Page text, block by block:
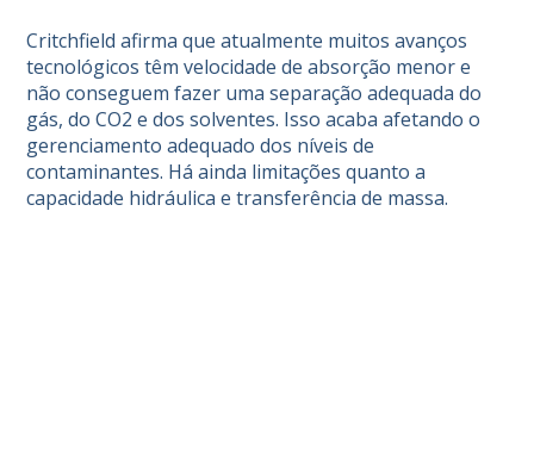
Critchfield afirma que atualmente muitos avanços
tecnológicos têm velocidade de absorção menor e
não conseguem fazer uma separação adequada do
gás, do CO2 e dos solventes. Isso acaba afetando o
gerenciamento adequado dos níveis de
contaminantes. Há ainda limitações quanto a
capacidade hidráulica e transferência de massa.